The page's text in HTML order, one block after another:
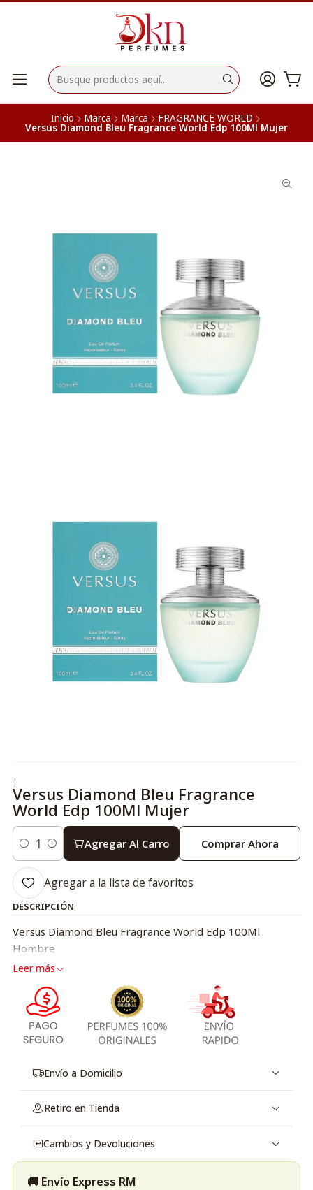
Inicio Marca Marca FRAGRANCE WORLD
Versus Diamond Bleu Fragrance World Edp 100Ml Mujer
|
Versus Diamond Bleu Fragrance
World Edp 100Ml Mujer
Cantidad
Agregar Al Carro Comprar Ahora
Agregar a la lista de favoritos
DESCRIPCIÓN
Versus Diamond Bleu Fragrance World Edp 100Ml
Hombre
Leer más
Envío a Domicilio
Retiro en Tienda
Cambios y Devoluciones
🚚 Envío Express RM